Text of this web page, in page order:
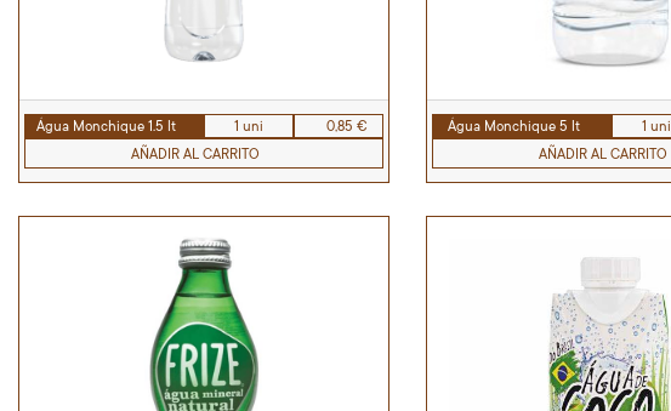
Água Monchique 1.5 lt 1 uni
0,85 €
AÑADIR AL CARRITO
Água Monchique 5 lt 1 uni
AÑADIR AL CARRITO